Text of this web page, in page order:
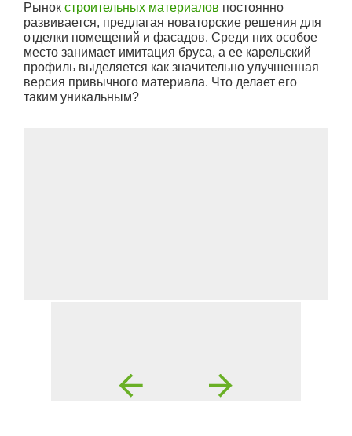
Рынок строительных материалов постоянно
развивается, предлагая новаторские решения для
отделки помещений и фасадов. Среди них особое
место занимает имитация бруса, а ее карельский
профиль выделяется как значительно улучшенная
версия привычного материала. Что делает его
таким уникальным?